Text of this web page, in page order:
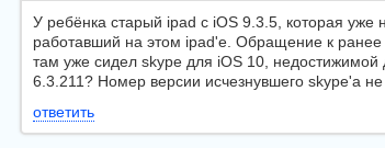
У ребёнка старый ipad с iOS 9.3.5, которая
работавший на этом ipad'е. Обращение к
там уже сидел skype для iOS 10,
6.3.211? Номер версии исчезнувшего skype'а
ответить